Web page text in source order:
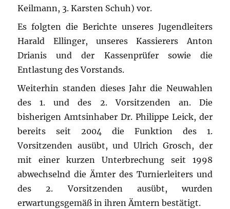
Keilmann, 3. Karsten Schuh) vor.
Es folgten die Berichte unseres Jugendleiters
Harald Ellinger, unseres Kassierers Anton
Drianis und der Kassenprüfer sowie die
Entlastung des Vorstands.
Weiterhin standen dieses Jahr die Neuwahlen
des 1. und des 2. Vorsitzenden an. Die
bisherigen Amtsinhaber Dr. Philippe Leick, der
bereits seit 2004 die Funktion des 1.
Vorsitzenden ausübt, und Ulrich Grosch, der
mit einer kurzen Unterbrechung seit 1998
abwechselnd die Ämter des Turnierleiters und
des 2. Vorsitzenden ausübt, wurden
erwartungsgemäß in ihren Ämtern bestätigt.